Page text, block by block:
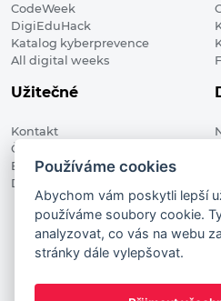
CodeWeek
DigiEduHack
Katalog kyberprevence
All digital weeks
Užitečné
Kontakt
Členské organizace
Blog
Digitalizace ve vzdělávání
DigiKoalice 2021.
Vstup do
This project has received
Commission Innovation and
Používáme cookies
Abychom vám poskytli lepší
používáme soubory cookie.
analyzovat, co vás na webu
stránky dále vylepšovat.